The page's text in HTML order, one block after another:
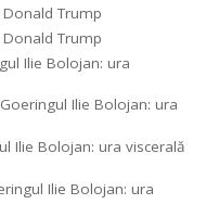
Trump
Trump
Ilie Bolojan: ura
Ilie Bolojan: ura
Ilie Bolojan: ura viscerală
Ilie Bolojan: ura